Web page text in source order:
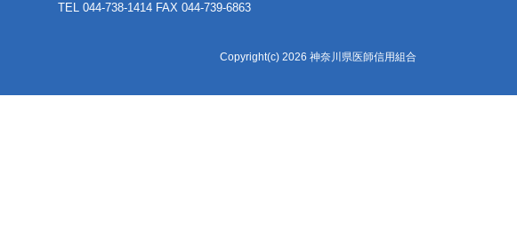
TEL 044-738-1414 FAX 044-739-6863
Copyright(c) 2026 神奈川県医師信用組合